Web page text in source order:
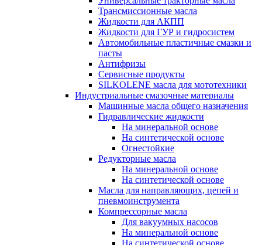
Трансмиссионные масла
Жидкости для АКПП
Жидкости для ГУР и гидросистем
Автомобильные пластичные смазки и
пасты
Антифризы
Сервисные продукты
SILKOLENE масла для мототехники
Индустриальные смазочные материалы
Машинные масла общего назначения
Гидравлические жидкости
На минеральной основе
На синтетической основе
Огнестойкие
Редукторные масла
На минеральной основе
На синтетической основе
Масла для направляющих, цепей и
пневмоинструмента
Компрессорные масла
Для вакуумных насосов
На минеральной основе
На синтетической основе